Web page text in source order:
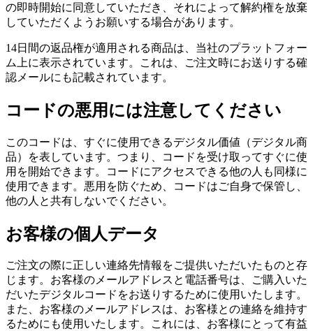
の即時開始に同意していただき、それによって解約権を放棄
していただくようお願いする場合があります。
14日間の返品権が適用される商品は、当社のプラットフォー
ム上に表示されています。これは、ご注文時にお送りする確
認メールにも記載されています。
コードの悪用には注意してください
このコードは、すぐに使用できるデジタル価値（デジタル商
品）を表しています。つまり、コードを受け取ってすぐに使
用を開始できます。コードにアクセスできる他の人も同様に
使用できます。悪用を防ぐため、コードはご自身で保管し、
他の人と共有しないでください。
お客様の個人データ
ご注文の際に正しい連絡先情報をご提供いただいたものと存
じます。お客様のメールアドレスと電話番号は、ご購入いた
だいたデジタルコードをお送りするために使用いたします。
また、お客様のメールアドレスは、お客様との連絡を維持す
るためにも使用いたします。これには、お客様にとって有益